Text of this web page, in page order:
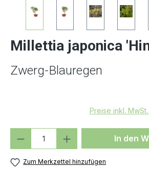
Millettia japonica
Zwerg-Blauregen
Preise inkl.
Produkt Anzahl: GibIn den
Zum Merkzettel hinzufügen